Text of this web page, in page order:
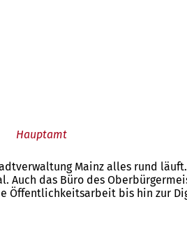
Hauptamt
Mainz alles rund
das Büro des
Öffentlichkeitsarbeit bis hin zur